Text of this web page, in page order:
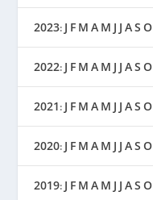
2023: J F M A M J J AS O
2022: J F M A M J J AS O
2021: J F M A M J J AS O
2020: J F M A M J J AS O
2019: J F M A M J J AS O